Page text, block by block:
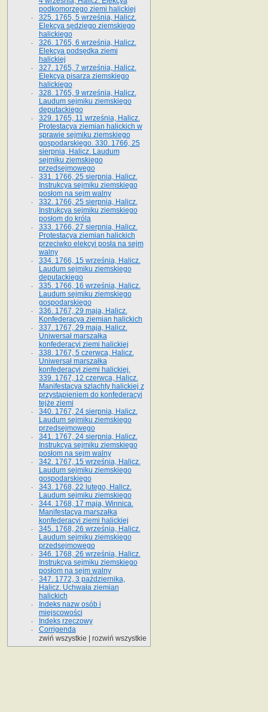
podkomorzego ziemi halickiej
325. 1765, 5 września, Halicz.
Elekcya sędziego ziemskiego
halickiego
326. 1765, 6 września, Halicz.
Elekcya podsędka ziemi
halickiej
327. 1765, 7 września, Halicz.
Elekcya pisarza ziemskiego
halickiego
328. 1765, 9 września, Halicz.
Laudum sejmiku ziemskiego
deputackiego
329. 1765, 11 września, Halicz.
Protestacya ziemian halickich w
sprawie sejmiku ziemskiego
gospodarskiego. 330. 1766, 25
sierpnia, Halicz. Laudum
sejmiku ziemskiego
przedsejmowego
331. 1766, 25 sierpnia, Halicz.
Instrukcya sejmiku ziemskiego
posłom na sejm walny
332. 1766, 25 sierpnia, Halicz.
Instrukcya sejmiku ziemskiego
posłom do króla
333. 1766, 27 sierpnia, Halicz.
Protestacya ziemian halickich
przeciwko elekcyi posła na sejm
walny
334. 1766, 15 września, Halicz.
Laudum sejmiku ziemskiego
deputackiego
335. 1766, 16 września, Halicz.
Laudum sejmiku ziemskiego
gospodarskiego
336. 1767, 29 maja, Halicz.
Konfederacya ziemian halickich
337. 1767, 29 maja, Halicz.
Uniwersał marszałka
konfederacyi ziemi halickiej
338. 1767, 5 czerwca, Halicz.
Uniwersał marszałka
konfederacyi ziemi halickiej.
339. 1767, 12 czerwca, Halicz.
Manifestacya szlachty halickiej z
przystąpieniem do konfederacyi
tejże ziemi
340. 1767, 24 sierpnia, Halicz.
Laudum sejmiku ziemskiego
przedsejmowego
341. 1767, 24 sierpnia, Halicz.
Instrukcya sejmiku ziemskiego
posłom na sejm walny
342. 1767, 15 września, Halicz.
Laudum sejmiku ziemskiego
gospodarskiego
343. 1768, 22 lutego, Halicz.
Laudum sejmiku ziemskiego
344. 1768, 17 maja, Winnica.
Manifestacya marszałka
konfederacyi ziemi halickiej
345. 1768, 26 września, Halicz.
Laudum sejmiku ziemskiego
przedsejmowego
346. 1768, 26 września, Halicz.
Instrukcya sejmiku ziemskiego
posłom na sejm walny
347. 1772, 3 października,
Halicz. Uchwała ziemian
halickich
Indeks nazw osób i
miejscowości
Indeks rzeczowy
Corrigenda
zwiń wszystkie
rozwiń wszystkie